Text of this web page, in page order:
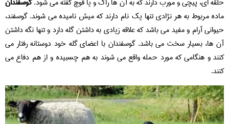
ماده مربوط به هر نژادی تنها یک نام دارند که میش نامیده می شوند. گوسفند،
حیوانی آرام و مفید می باشد که علاقه زیادی به داشتن گله دارد و تنها نگه داشتن
آن ها، بسیار سخت می باشد. گوسفندان با اعضای گله خود دوستانه رفتار می
کنند و هنگامی که مورد حمله واقع می شوند به هم چسبیده و از هم دفاع می
کنند.